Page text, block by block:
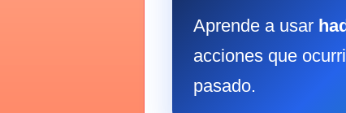
Aprende a usar
acciones que
pasado.